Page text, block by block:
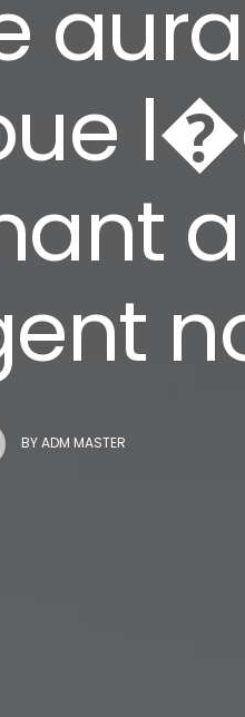
BYADM MASTER